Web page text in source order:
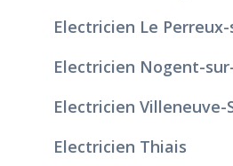
Electricien Le
Electricien Nogent-
Electricien Villeneuve-
Electricien Thiais